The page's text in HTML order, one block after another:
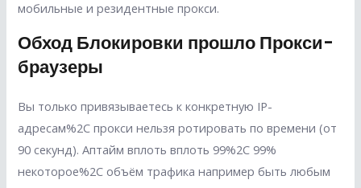
мобильные и резидентные прокси.
Обход Блокировки прошло Прокси-
браузеры
Вы только привязываетесь к конкретную IP-
адресам%2C прокси нельзя ротировать по времени (от
90 секунд). Аптайм вплоть вплоть 99%2C 99%
некоторое%2C объём трафика например быть любым